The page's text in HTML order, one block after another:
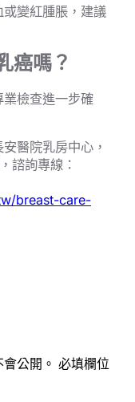
變紅腫脹，建議
癌嗎？
檢查進一步確
醫院乳房中心，
諮詢專線：
breast-care-
公開。 必填欄位